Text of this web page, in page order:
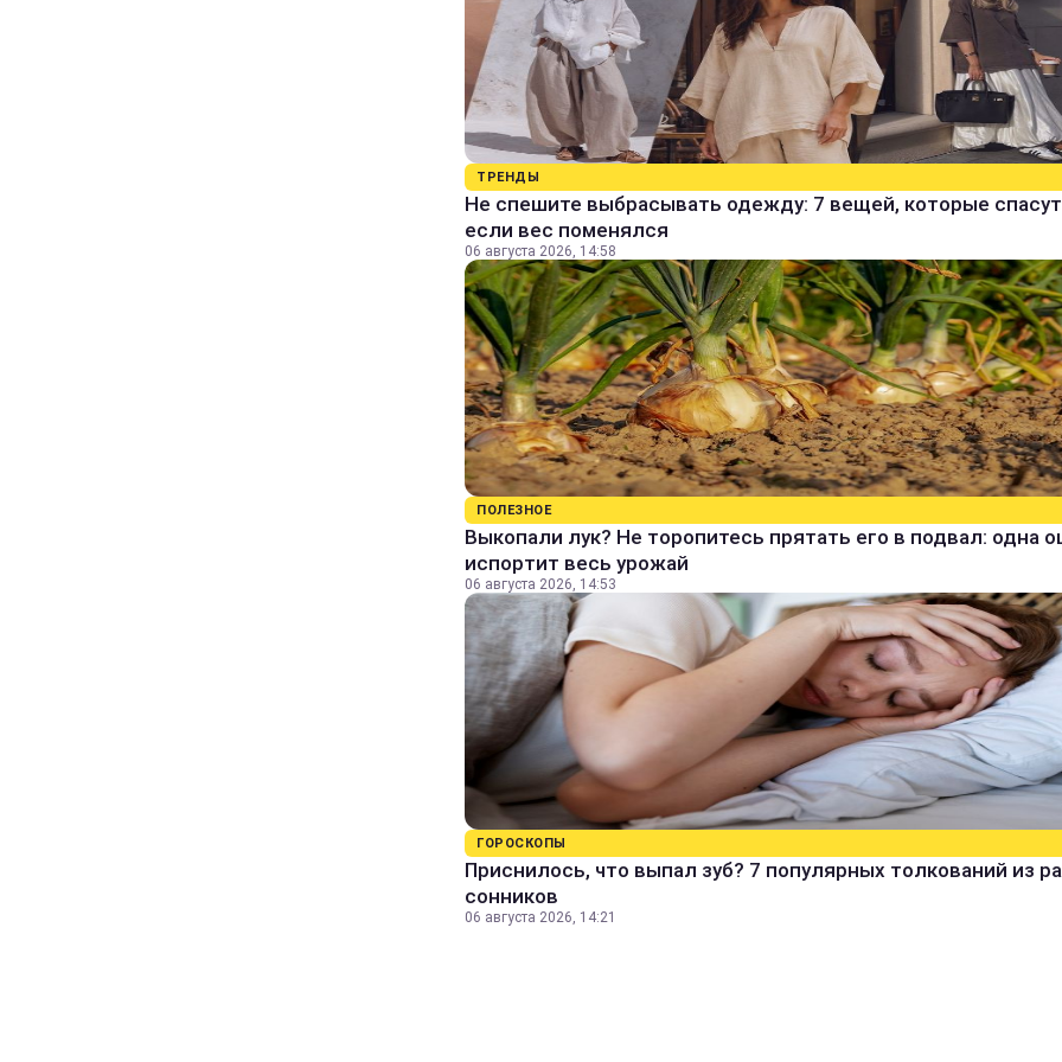
ТРЕНДЫ
Не спешите выбрасывать одежду: 7 вещей, которые
если вес поменялся
06 августа 2026, 14:58
ПОЛЕЗНОЕ
Выкопали лук? Не торопитесь прятать его в подвал: одна
испортит весь урожай
06 августа 2026, 14:53
ГОРОСКОПЫ
Приснилось, что выпал зуб? 7 популярных толкований из
сонников
06 августа 2026, 14:21